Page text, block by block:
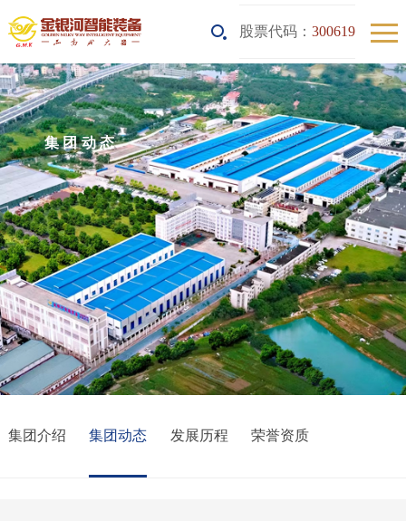
股票代码：300619
集团动态
集团介绍 集团动态 发展历程 荣誉资质